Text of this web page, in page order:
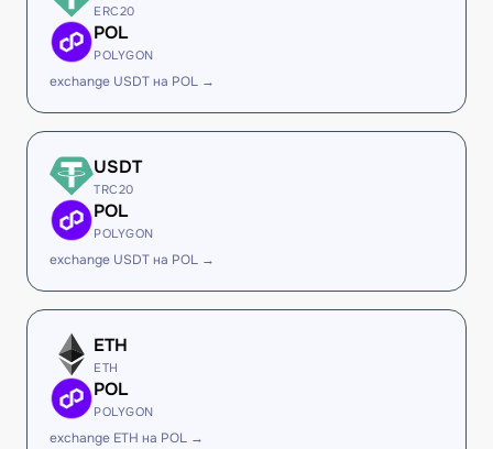
ERC20
POL
POLYGON
exchange USDT на POL →
USDT
TRC20
POL
POLYGON
exchange USDT на POL →
ETH
ETH
POL
POLYGON
exchange ETH на POL →